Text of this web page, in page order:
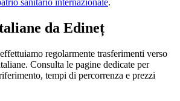
sanitario internazionale.
da Edineț
regolarmente trasferimenti verso
Consulta le pagine dedicate per
tempi di percorrenza e prezzi